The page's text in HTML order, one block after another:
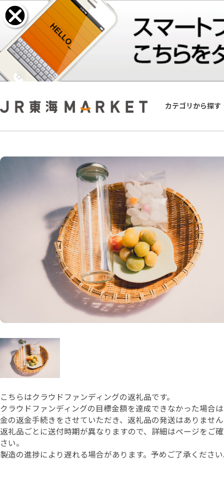
カテゴリから探す
こちらはクラウドファンディングの返礼品です。
クラウドファンディングの目標金額を達成できなかった場合
金の返金手続きをさせていただき、返礼品の発送はありませ
返礼品ごとに送付時期が異なりますので、詳細はページをご
さい。
製造の進捗により遅れる場合があります。予めご了承くださ